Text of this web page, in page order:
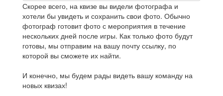
Скорее всего, на квизе вы видели фотографа и
хотели бы увидеть и сохранить свои фото. Обычно
фотограф готовит фото с мероприятия в течение
нескольких дней после игры. Как только фото будут
готовы, мы отправим на вашу почту ссылку, по
которой вы сможете их найти.
И конечно, мы будем рады видеть вашу команду на
новых квизах!